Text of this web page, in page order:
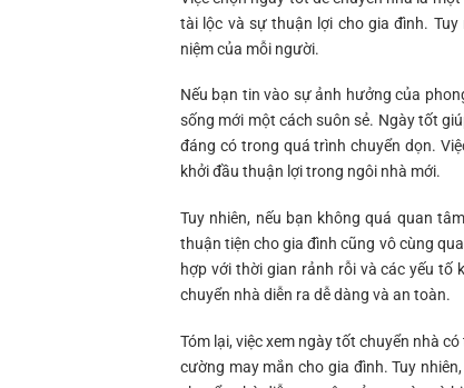
tài lộc và sự thuận lợi cho gia đình.
niệm của mỗi người.
Nếu bạn tin vào sự ảnh hưởng của
sống mới một cách suôn sẻ. Ngày tốt
đáng có trong quá trình chuyển dọn.
khởi đầu thuận lợi trong ngôi nhà mới.
Tuy nhiên, nếu bạn không quá quan
thuận tiện cho gia đình cũng vô cùng
hợp với thời gian rảnh rỗi và các yếu tố
chuyển nhà diễn ra dễ dàng và an toàn.
Tóm lại, việc xem ngày tốt chuyển nhà
cường may mắn cho gia đình. Tuy